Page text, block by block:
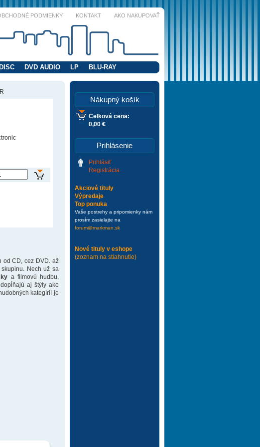
PODMIENKY KONTAKT AKO NAKUPOVAŤ
DVD AUDIO LP BLU-RAY
od CD, cez DVD. až
Nech už sa
a filmovú hudbu,
aj štýly ako
kategírií je
Nákupný košík
Celková cena:
0,00 €
Prihlásenie
Prihlásiť
Registrácia
Akciové tituly
Výpredaje
Top ponuka
Vaše postrehy a pripomienky nám
prosím zasielajte na
forum@markman.sk
Nové tituly v eshope
(zoznam na stiahnutie)